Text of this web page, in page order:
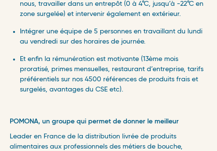
nous, travailler dans un entrepôt (0 à 4°C, jusqu’à -22°C en
zone surgelée) et intervenir également en extérieur.
Intégrer une équipe de 5 personnes en travaillant du lundi
au vendredi sur des horaires de journée.
Et enfin la rémunération est motivante (13ème mois
proratisé, primes mensuelles, restaurant d’entreprise, tarifs
préférentiels sur nos 4500 références de produits frais et
surgelés, avantages du CSE etc).
POMONA, un groupe qui permet de donner le meilleur ​
Leader en France de la distribution livrée de produits
alimentaires aux professionnels des métiers de bouche,